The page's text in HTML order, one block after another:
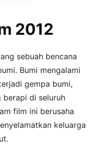
2012
sebuah bencana
Bumi mengalami
gempa bumi,
berapi di seluruh
film ini berusaha
keluarga